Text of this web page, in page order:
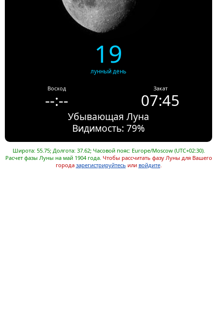
19
лунный день
Восход
--:--
Закат
07:45
Убывающая Луна
Видимость: 79%
Широта: 55.75; Долгота: 37.62; Часовой пояс: Europe/Moscow (UTC+02:30).
Расчет фазы Луны на май 1904 года. Чтобы рассчитать фазу Луны для Вашего
города зарегистрируйтесь или войдите.